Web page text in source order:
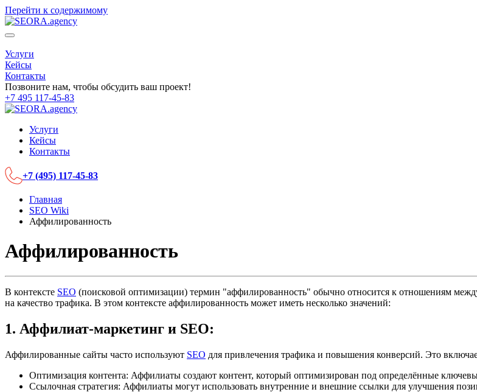
Перейти к содержимому
Услуги
Кейсы
Контакты
Позвоните нам, чтобы обсудить ваш проект!
+7 495 117-45-83
Услуги
Кейсы
Контакты
+7 (495) 117-45-83
Главная
SEO Wiki
Аффилированность
Аффилированность
В контексте SEO (поисковой оптимизации) термин "аффилированность" обычно относится к отношениям
на качество трафика. В этом контексте аффилированность может иметь несколько значений:
1. Аффилиат-маркетинг и SEO:
Аффилированные сайты часто используют SEO для привлечения трафика и повышения конверсий. Это
Оптимизация контента: Аффилиаты создают контент, который оптимизирован под определённые
Ссылочная стратегия: Аффилиаты могут использовать внутренние и внешние ссылки для улучшения